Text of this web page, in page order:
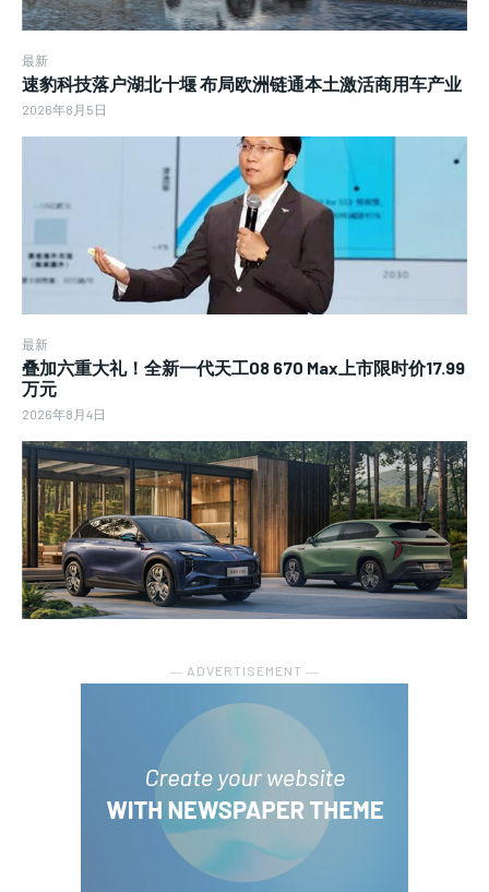
最新
速豹科技落户湖北十堰 布局欧洲链通本土激活商用车产业
2026年8月5日
最新
叠加六重大礼！全新一代天工08 670 Max上市限时价17.99
万元
2026年8月4日
― ADVERTISEMENT ―